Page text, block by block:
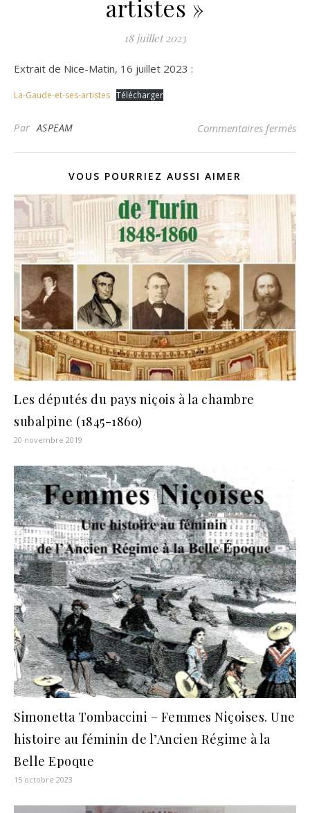
artistes »
18 juillet 2023
Extrait de Nice-Matin, 16 juillet 2023 :
La-Gaude-et-ses-artistes Télécharger
Par ASPEAM Commentaires fermés
VOUS POURRIEZ AUSSI AIMER
Les députés du pays niçois à la chambre
subalpine (1845-1860)
20 novembre 2019
Simonetta Tombaccini – Femmes Niçoises. Une
histoire au féminin de l’Ancien Régime à la
Belle Epoque
15 octobre 2023